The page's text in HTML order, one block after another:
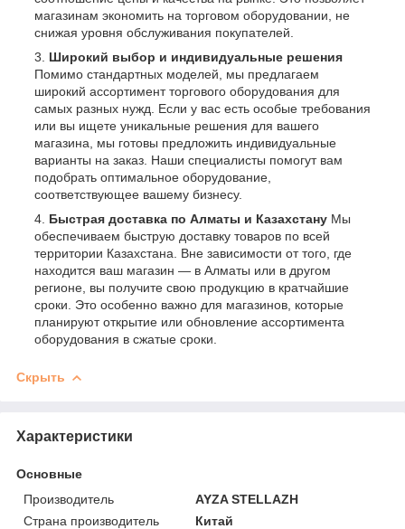
магазинам экономить на торговом оборудовании, не
снижая уровня обслуживания покупателей.
Широкий выбор и индивидуальные решения
Помимо стандартных моделей, мы предлагаем
широкий ассортимент торгового оборудования для
самых разных нужд. Если у вас есть особые требования
или вы ищете уникальные решения для вашего
магазина, мы готовы предложить индивидуальные
варианты на заказ. Наши специалисты помогут вам
подобрать оптимальное оборудование,
соответствующее вашему бизнесу.
Быстрая доставка по Алматы и Казахстану Мы
обеспечиваем быструю доставку товаров по всей
территории Казахстана. Вне зависимости от того, где
находится ваш магазин — в Алматы или в другом
регионе, вы получите свою продукцию в кратчайшие
сроки. Это особенно важно для магазинов, которые
планируют открытие или обновление ассортимента
оборудования в сжатые сроки.
Скрыть
Характеристики
Основные
Производитель
AYZA STELLAZH
Страна производитель
Китай